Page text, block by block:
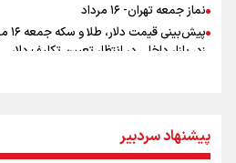
نماز جمعه تهران- ۱۶ مرداد
زد، بازار داخلی در انتظار تعیین تکلیف دلار
کانادا دو مظنون تیراندازی در نزدیکی
ترامپ انگشت تهدید را به سمت سوئیس
می‌ریزم
پیشنهاد سردبیر